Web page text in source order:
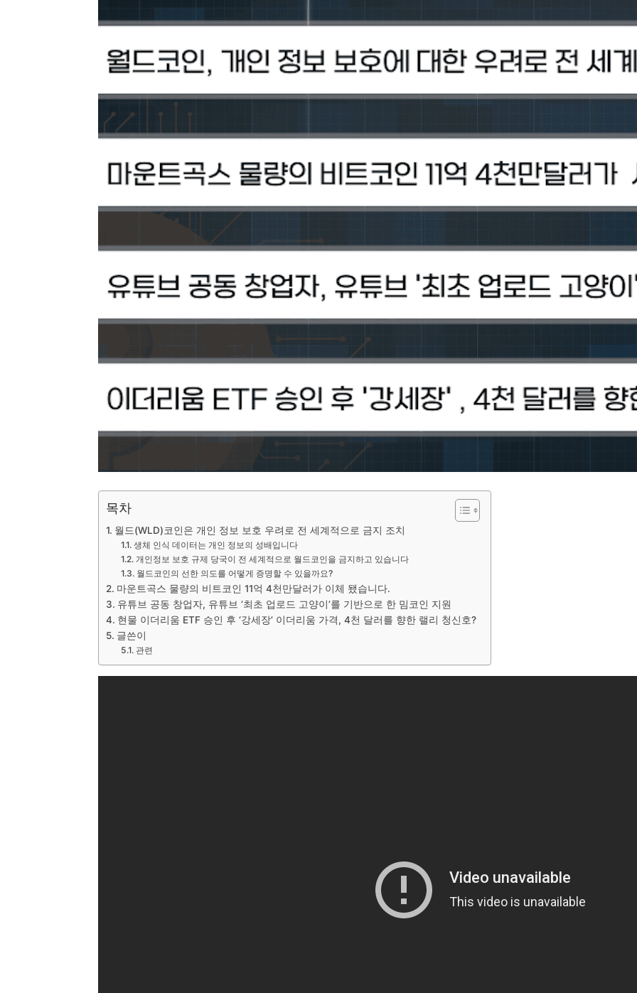
목차
월드(WLD)코인은 개인 정보 보호 우려로 전 세계적으로 금지 조치
생체 인식 데이터는 개인 정보의 성배입니다
개인정보 보호 규제 당국이 전 세계적으로 월드코인을 금지하고 있습니다
월드코인의 선한 의도를 어떻게 증명할 수 있을까요?
마운트곡스 물량의 비트코인 11억 4천만달러가 이체 됐습니다.
유튜브 공동 창업자, 유튜브 ‘최초 업로드 고양이’를 기반으로 한 밈코인 지원
현물 이더리움 ETF 승인 후 ‘강세장’ 이더리움 가격, 4천 달러를 향한 랠리 청신호?
글쓴이
관련